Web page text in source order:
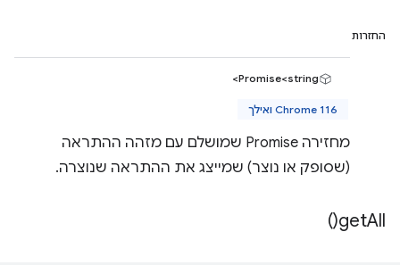
החזרות
Promise<string>
Chrome 116 ואילך
מחזירה Promise שמושלם עם מזהה ההתראה
(שסופק או נוצר) שמייצג את ההתראה שנוצרה.
getAll(
)